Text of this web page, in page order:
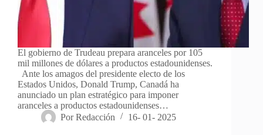
El gobierno de Trudeau prepara aranceles por 105
mil millones de dólares a productos estadounidenses.
Ante los amagos del presidente electo de los
Estados Unidos, Donald Trump, Canadá ha
anunciado un plan estratégico para imponer
aranceles a productos estadounidenses…
Por Redacción 16- 01- 2025